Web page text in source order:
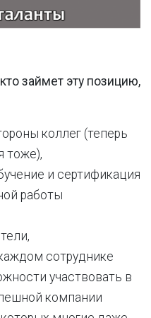
займет эту позицию,
коллег (теперь
тоже),
и сертификация
работы
сотруднике
участвовать в
компании